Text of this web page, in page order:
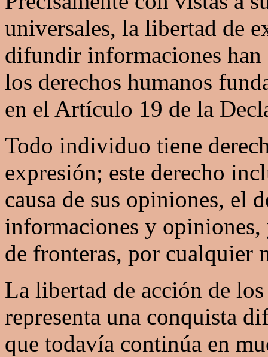
universales, la libertad de
difundir informaciones han
los derechos humanos
en el Artículo 19 de la
Todo individuo tiene
expresión; este derecho
causa de sus opiniones, el
informaciones y
de fronteras, por cualquier
La libertad de acción de
representa una conquista
que todavía continúa en